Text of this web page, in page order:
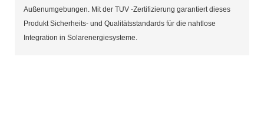
Außenumgebungen. Mit der TUV -Zertifizierung garantiert dieses
Produkt Sicherheits- und Qualitätsstandards für die nahtlose
Integration in Solarenergiesysteme.